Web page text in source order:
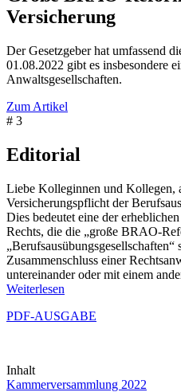
Versicherung
Der Gesetzgeber hat umfassend
01.08.2022 gibt es insbesondere
Anwaltsgesellschaften.
Zum Artikel
# 3
Editorial
Liebe Kolleginnen und Kollegen,
Versicherungspflicht der
Dies bedeutet eine der
Rechts, die die „große BRAO-
Zusammenschluss einer
untereinander oder mit einem
Weiterlesen
PDF-AUSGABE
Inhalt
Kammerversammlung 2022